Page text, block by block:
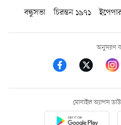
বন্ধুসভা
চিরন্তন ১৯৭১
অনুসরণ
মোবাইল অ্যাপস